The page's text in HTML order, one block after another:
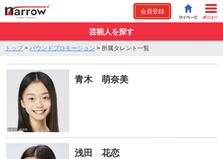
会員登録
芸能人を探す
トップ> バウンドプロモーション > 所属タレント一覧
青木 萌奈美
浅田 花恋